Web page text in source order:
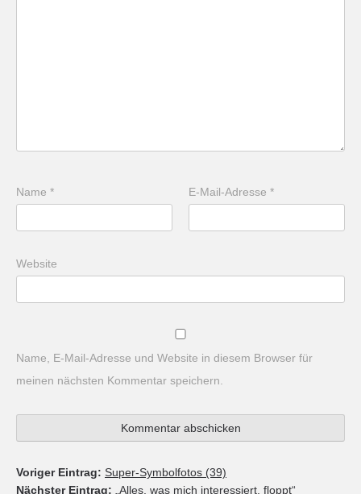
Name * E-Mail-Adresse*
Website
Name, E-Mail-Adresse und Website in diesem Browser für
meinen nächsten Kommentar speichern.
Voriger Eintrag: Super-Symbolfotos (39)
Nächster Eintrag:
„Alles, was mich interessiert, floppt“